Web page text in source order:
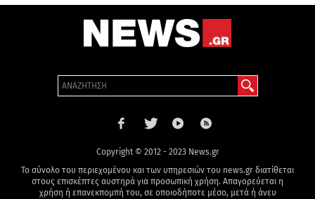
Copyright © 2012 - 2023 News.gr
Το σύνολο του περιεχομένου και των υπηρεσιών του news.gr διατίθεται
στους επισκέπτες αυστηρά για προσωπική χρήση. Απαγορεύεται η
χρήση ή επανεκπομπή του, σε οποιοδήποτε μέσο, μετά ή άνευ